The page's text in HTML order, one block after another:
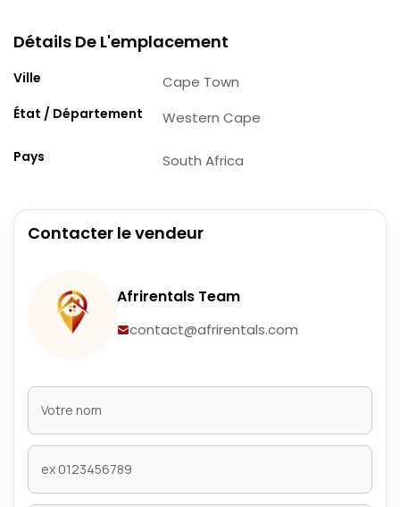
Détails De L'emplacement
Ville Cape Town
État / Département Western Cape
Pays South Africa
Contacter le vendeur
Afrirentals Team
contact@afrirentals.com